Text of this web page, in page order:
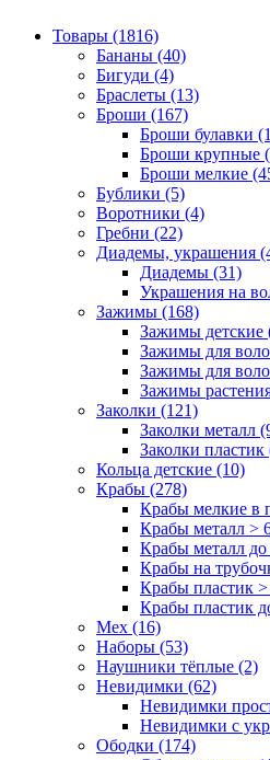
Товары (1816)
Бананы (40)
Бигуди (4)
Браслеты (13)
Броши (167)
Броши булавки
Броши крупные
Броши мелкие
Бублики (5)
Воротники (4)
Гребни (22)
Диадемы, украшения
Диадемы (31)
Украшения на
Зажимы (168)
Зажимы детские
Зажимы для
Зажимы для
Зажимы
Заколки (121)
Заколки металл
Заколки пластик
Кольца детские (10)
Крабы (278)
Крабы мелкие в
Крабы металл >
Крабы металл
Крабы на
Крабы пластик
Крабы пластик
Мех (16)
Наборы (53)
Наушники тёплые (2)
Невидимки (62)
Невидимки
Невидимки с
Ободки (174)